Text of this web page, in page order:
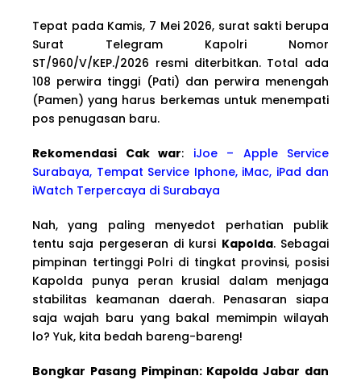
Tepat pada Kamis, 7 Mei 2026, surat sakti berupa
Surat Telegram Kapolri Nomor
ST/960/V/KEP./2026 resmi diterbitkan. Total ada
108 perwira tinggi (Pati) dan perwira menengah
(Pamen) yang harus berkemas untuk menempati
pos penugasan baru.
Rekomendasi Cak war: iJoe – Apple Service
Surabaya, Tempat Service Iphone, iMac, iPad dan
iWatch Terpercaya di Surabaya
Nah, yang paling menyedot perhatian publik
tentu saja pergeseran di kursi Kapolda. Sebagai
pimpinan tertinggi Polri di tingkat provinsi, posisi
Kapolda punya peran krusial dalam menjaga
stabilitas keamanan daerah. Penasaran siapa
saja wajah baru yang bakal memimpin wilayah
lo? Yuk, kita bedah bareng-bareng!
Bongkar Pasang Pimpinan: Kapolda Jabar dan